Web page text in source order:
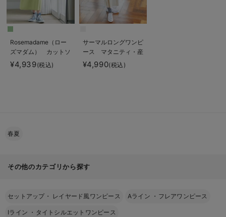
Rosemadame（ロー
ズマダム） カットソ
ーキャミワンピ&トッ
プスセット マタニテ
¥4,939(税込)
サーマルロングワンピ
ース マタニティ・産
後【出産後も長く使え
る】
¥4,990(税込)
春夏
その他のカテゴリから探す
セットアップ・ レイヤード風ワンピース Aライン ・フレアワンピース
Iライン ・タイトシルエットワンピース